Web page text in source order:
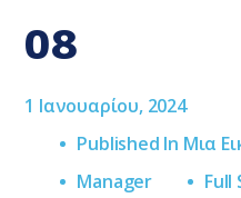
08
1 Ιανουαρίου, 2024
Published In Μια
Manager
Full
Full